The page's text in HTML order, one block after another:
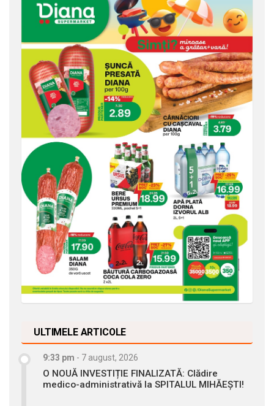
ULTIMELE ARTICOLE
9:33 pm - 7 august, 2026
O NOUĂ INVESTIȚIE FINALIZATĂ: Clădire
medico-administrativă la SPITALUL MIHĂEȘTI!